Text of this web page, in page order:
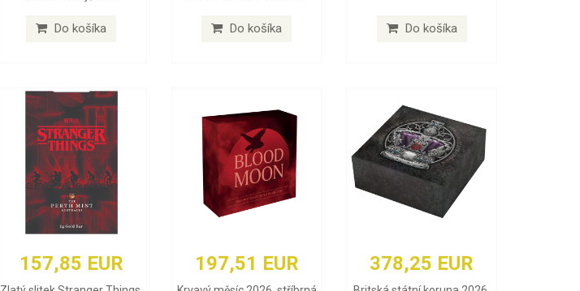
Do košíka Do košíka Do košíka
157,85 EUR 197,51 EUR 378,25 EUR